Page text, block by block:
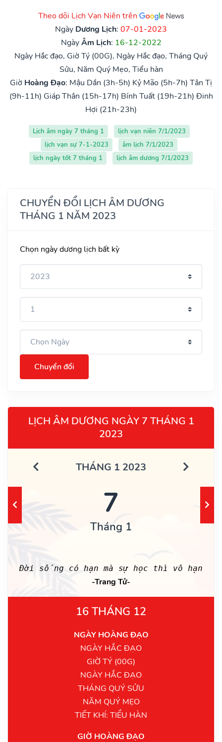
Theo dõi Lịch Vạn Niên trên
Ngày Dương Lịch: 07-01-2023
NgàyÂm Lịch: 16-12-2022
Ngày Hắc đạo, Giờ Tý (00G), Ngày Hắc đạo, Tháng Quý
Sửu, Năm Quý Mẹo, Tiểu hàn
Giờ Hoàng Đạo: Mậu Dần (3h-5h) Kỷ Mão (5h-7h) Tân Tị
(9h-11h) Giáp Thân (15h-17h) Bính Tuất (19h-21h) Đinh
Hợi (21h-23h)
Lịch âm ngày 7 tháng 1
lịch vạn niên 7/1/2023
lịch vạn sự 7-1-2023
âm lịch 7/1/2023
lịch ngày tốt 7 tháng 1
lịch âm dương 7/1/2023
CHUYỂN ĐỔI LỊCH ÂM DƯƠNG
THÁNG 1 NĂM 2023
Chọn ngày dương lịch bất kỳ
Chuyển đổi
LỊCH ÂM DƯƠNG NGÀY 7 THÁNG 1
2023
THÁNG 1 2023
7
Tháng 1
Đời sống có hạn mà sự học thì vô hạn
-Trang Tử-
16 THÁNG 12
NGÀY HOÀNG ĐẠO
NGÀY HẮC ĐẠO
GIỜ TÝ (00G)
NGÀY HẮC ĐẠO
THÁNG QUÝ SỬU
NĂM QUÝ MẸO
TIẾT KHÍ: TIỂU HÀN
GIỜ HOÀNG ĐẠO